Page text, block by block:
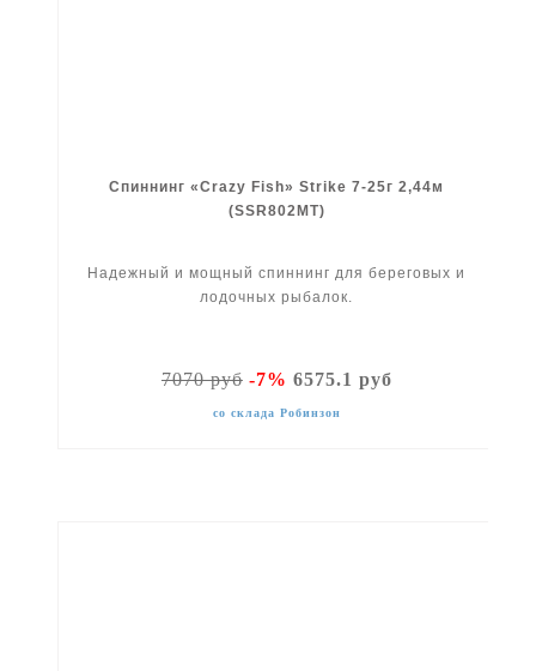
Спиннинг «Crazy Fish» Strike 7-25г 2,44м
(SSR802MT)
Надежный и мощный спиннинг для береговых и
лодочных рыбалок.
7070 руб-7% 6575.1 руб
со склада Робинзон